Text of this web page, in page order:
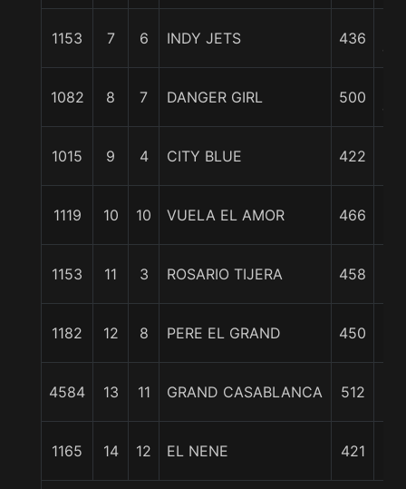
1153 7 6 INDY JETS 436
1082 8 7 DANGER GIRL 500
1015 9 4 CITY BLUE 422
1119 10 10 VUELA EL AMOR 466
1153 11 3 ROSARIO TIJERA 458
1182 12 8 PERE EL GRAND 450
4584 13 11 GRAND CASABLANCA 512
1165 14 12 EL NENE 421